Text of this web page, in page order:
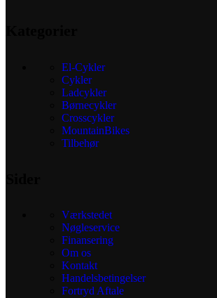
El-Cykler
Cykler
Ladcykler
Børnecykler
Crosscykler
MountainBikes
Tilbehør
Værkstedet
Nøgleservice
Finansering
Om os
Kontakt
Handelsbetingelser
Fortryd Aftale